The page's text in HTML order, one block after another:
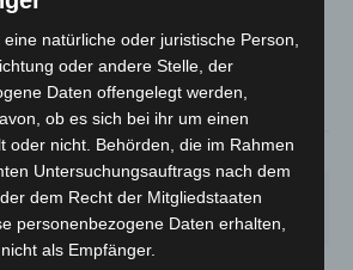
18.5°C 20°
17.7°
1.8m/s 9%
°
MO.
28°
DI.
22° 26
natürliche oder juristische Person,
oder andere Stelle, der
Daten offengelegt werden,
ob es sich bei ihr um einen
oder nicht. Behörden, die im Rahmen
Untersuchungsauftrags nach dem
dem Recht der Mitgliedstaaten
personenbezogene Daten erhalten,
als Empfänger.